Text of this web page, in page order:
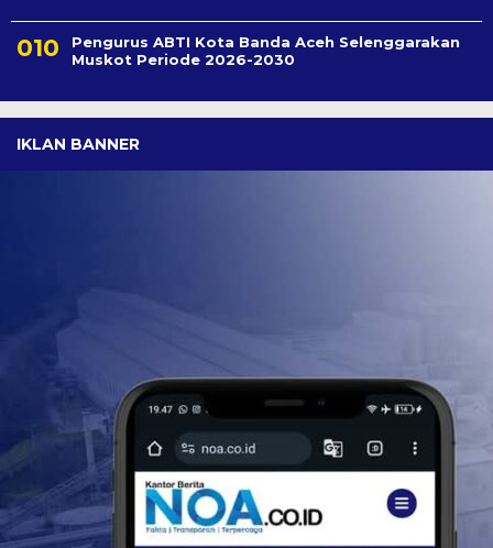
Pengurus ABTI Kota Banda Aceh Selenggarakan
Muskot Periode 2026-2030
IKLAN BANNER